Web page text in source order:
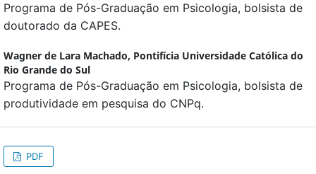
Programa de Pós-Graduação em Psicologia, bolsista de
doutorado da CAPES.
Wagner de Lara Machado, Pontifícia Universidade Católica do
Rio Grande do Sul
Programa de Pós-Graduação em Psicologia, bolsista de
produtividade em pesquisa do CNPq.
PDF